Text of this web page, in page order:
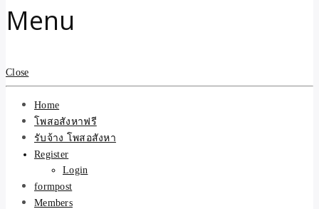
รับจ้าง โพสอสังหา.com
บริการ รับโพส ประกาศ
รับจ้างโพสอสังหา ราคาถู
ขายบ้าน ที่ดิน ไม่มีค่านาย
หน้า โดย ทีมงาน รับจ้าง
โพสต์อสังหา-บ้านที่ดิน
Menu
Close
Home
โพสอสังหาฟรี
รับจ้าง โพสอสังหา
Register
Login
formpost
Members